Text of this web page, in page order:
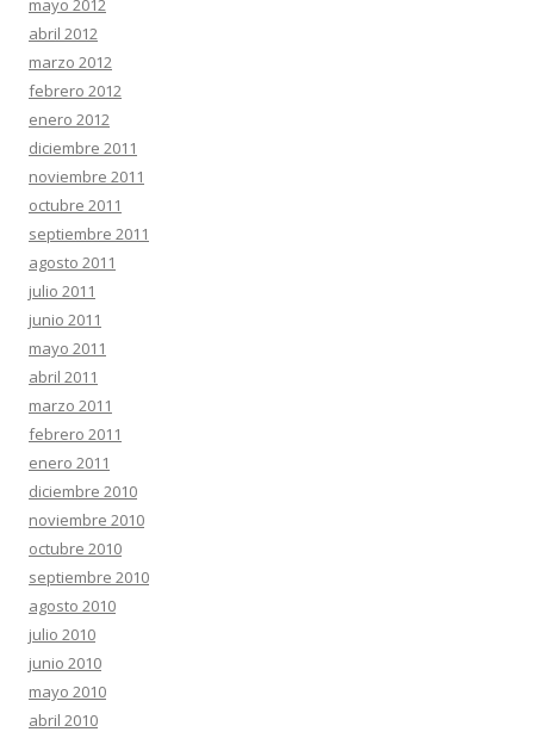
mayo 2012
abril 2012
marzo 2012
febrero 2012
enero 2012
diciembre 2011
noviembre 2011
octubre 2011
septiembre 2011
agosto 2011
julio 2011
junio 2011
mayo 2011
abril 2011
marzo 2011
febrero 2011
enero 2011
diciembre 2010
noviembre 2010
octubre 2010
septiembre 2010
agosto 2010
julio 2010
junio 2010
mayo 2010
abril 2010